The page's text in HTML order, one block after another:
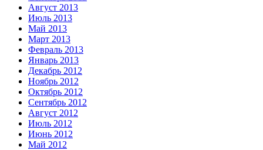
Август 2013
Июль 2013
Май 2013
Март 2013
Февраль 2013
Январь 2013
Декабрь 2012
Ноябрь 2012
Октябрь 2012
Сентябрь 2012
Август 2012
Июль 2012
Июнь 2012
Май 2012